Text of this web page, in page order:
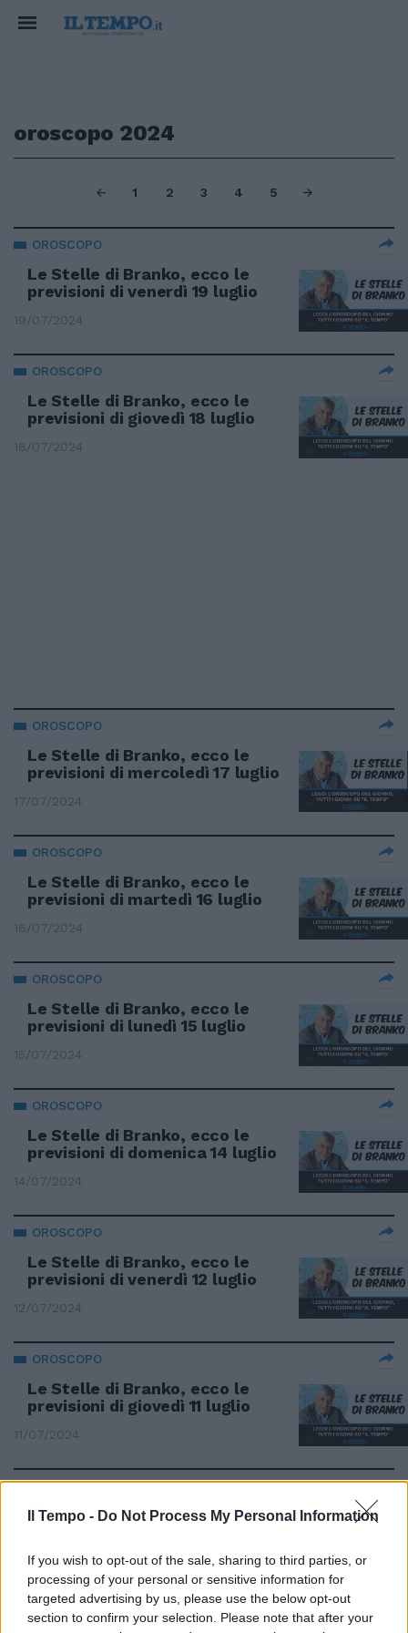
Il Tempo - Do Not Process My Personal Information
If you wish to opt-out of the sale, sharing to third parties, or
processing of your personal or sensitive information for
targeted advertising by us, please use the below opt-out
section to confirm your selection. Please note that after your
oroscopo 2024
1 2 3 4 5
OROSCOPO
Le Stelle di Branko, ecco le
previsioni di venerdì 19 luglio
19/07/2024
OROSCOPO
Le Stelle di Branko, ecco le
previsioni di giovedì 18 luglio
18/07/2024
OROSCOPO
Le Stelle di Branko, ecco le
previsioni di mercoledì 17 luglio
17/07/2024
OROSCOPO
Le Stelle di Branko, ecco le
previsioni di martedì 16 luglio
16/07/2024
OROSCOPO
Le Stelle di Branko, ecco le
previsioni di lunedì 15 luglio
15/07/2024
OROSCOPO
Le Stelle di Branko, ecco le
previsioni di domenica 14 luglio
14/07/2024
OROSCOPO
Le Stelle di Branko, ecco le
previsioni di venerdì 12 luglio
12/07/2024
OROSCOPO
Le Stelle di Branko, ecco le
previsioni di giovedì 11 luglio
11/07/2024
OROSCOPO
Le Stelle di Branko, ecco le
09/07/2024
OROSCOPO